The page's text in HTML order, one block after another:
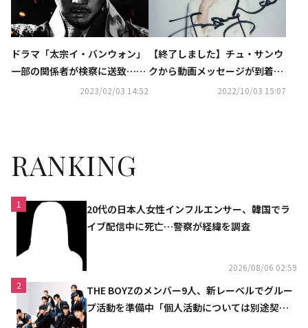
ドラマ「太宗イ・バンウォン」
一部の関係者が検察に送致…撮
影中の馬の死亡事故2023/02/03 14:52
【終了しました】チュ・サンウ
クから動画メッセージが到着！
直筆サイン入りポラを1名様
2022/10/03 15:07
RANKING
1
20代の日本人女性インフルエンサー、韓国でラ
イブ配信中に死亡…警察が経緯を調査
2026/08/06 02:59
2
THE BOYZのメンバー9人、新レーベルでグルー
プ活動を準備中「個人活動については別途契約